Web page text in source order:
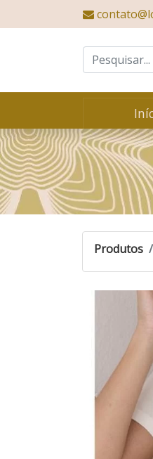
Vanilla Moda Feminina
CAMISETA FEMININA ESTAMPADA YORK
CAMISETA
Produtos